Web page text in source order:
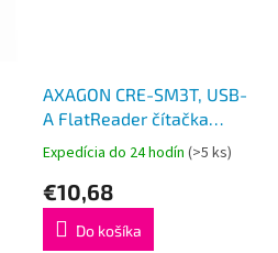
AXAGON CRE-SM3T, USB-
A FlatReader čítačka
kontaktných kariet Smart
card (eObčanka), kábel
1.3m
Expedícia do 24 hodín (>5 ks)
€10,68
Do košíka